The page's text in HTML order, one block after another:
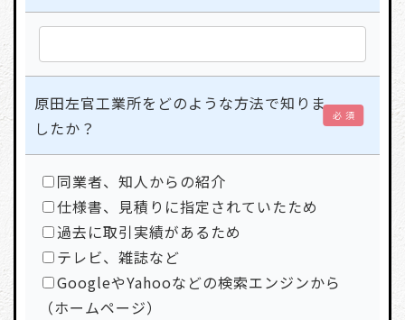
原田左官工業所をどのような方法で知りま
したか？
必 須
同業者、知人からの紹介
仕様書、見積りに指定されていたため
過去に取引実績があるため
テレビ、雑誌など
GoogleやYahooなどの検索エンジンから
（ホームページ）